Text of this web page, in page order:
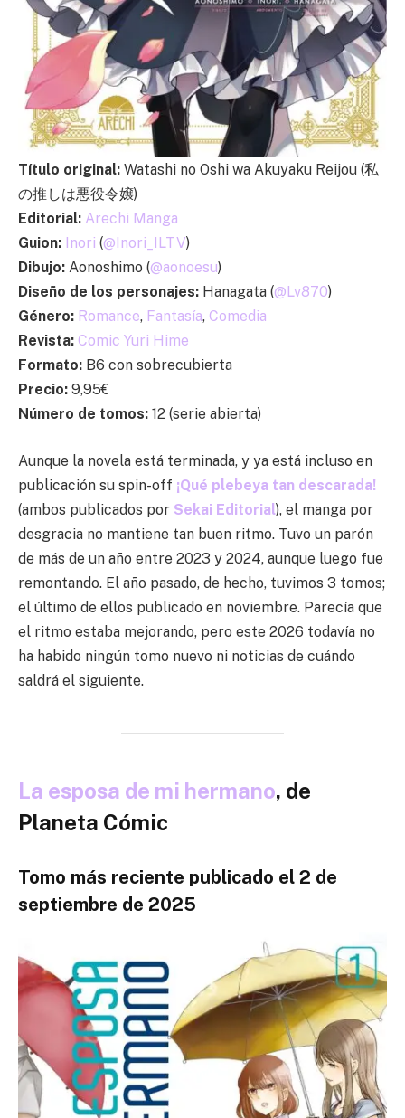
Título original: Watashi no Oshi wa Akuyaku Reijou (私
の推しは悪役令嬢)
Editorial: Arechi Manga
Guion: Inori (@Inori_ILTV)
Dibujo: Aonoshimo (@aonoesu)
Diseño de los personajes: Hanagata (@Lv870)
Género: Romance, Fantasía, Comedia
Revista: Comic Yuri Hime
Formato: B6 con sobrecubierta
Precio: 9,95€
Número de tomos: 12 (serie abierta)
Aunque la novela está terminada, y ya está incluso en
publicación su spin-off ¡Qué plebeya tan descarada!
(ambos publicados por Sekai Editorial), el manga por
desgracia no mantiene tan buen ritmo. Tuvo un parón
de más de un año entre 2023 y 2024, aunque luego fue
remontando. El año pasado, de hecho, tuvimos 3 tomos;
el último de ellos publicado en noviembre. Parecía que
el ritmo estaba mejorando, pero este 2026 todavía no
ha habido ningún tomo nuevo ni noticias de cuándo
saldrá el siguiente.
La esposa de mi hermano, de
Planeta Cómic
Tomo más reciente publicado el 2 de
septiembre de 2025